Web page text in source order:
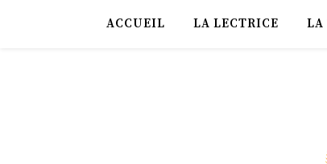
ACCUEIL LA LECTRICE LA